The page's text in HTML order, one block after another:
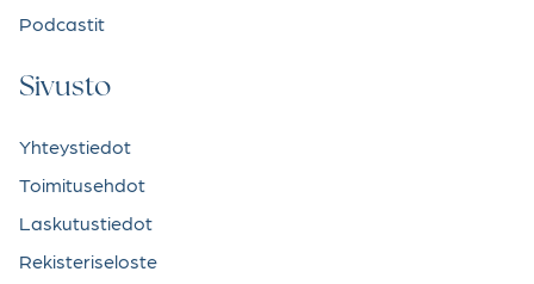
Podcastit
Sivusto
Yhteystiedot
Toimitusehdot
Laskutustiedot
Rekisteriseloste